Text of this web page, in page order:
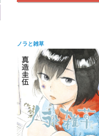
ノラと雑草